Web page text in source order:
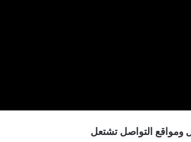
ومواقع التواصل تشتعل